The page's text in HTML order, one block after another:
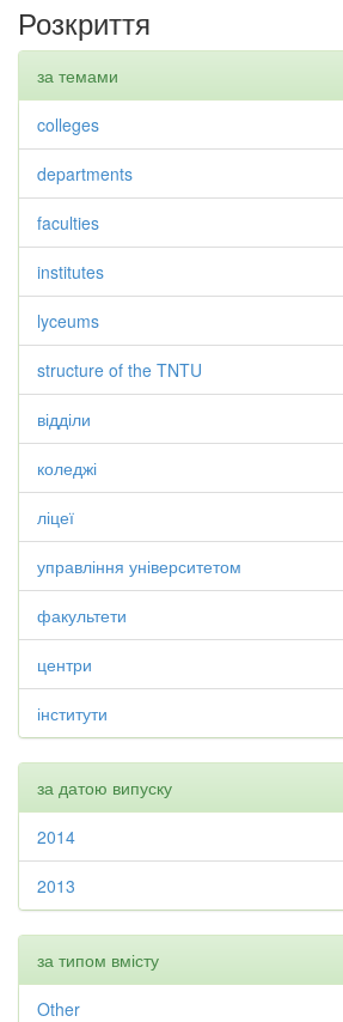
Розкриття
за темами
colleges
departments
faculties
institutes
lyceums
structure of the TNTU
відділи
коледжі
ліцеї
управління університетом
факультети
центри
інститути
за датою випуску
2014
2013
за типом вмісту
Other